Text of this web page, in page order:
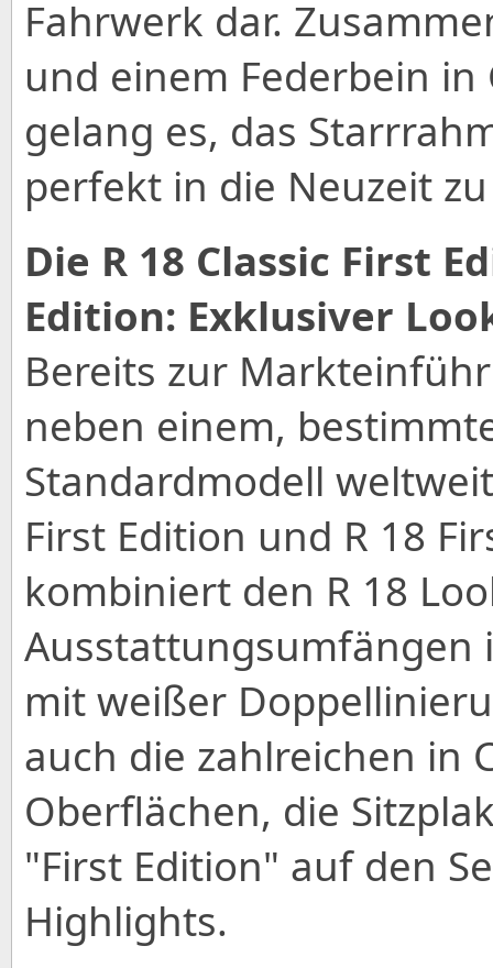
Fahrwerk dar.
und einem Federbein
gelang es, das
perfekt in die Neuzeit
Die R 18 Classic First
Edition: Exklusiver
Bereits zur
neben einem,
Standardmodell
First Edition und R 18
kombiniert den R 18
Ausstattungsumfängen
mit weißer
auch die zahlreichen in
Oberflächen, die
"First Edition" auf den
Highlights.